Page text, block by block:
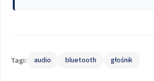
Tagi: audio bluetooth głośnik